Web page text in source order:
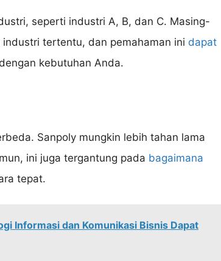
seperti industri A, B, dan C. Masing-
tertentu, dan pemahaman ini dapat
kebutuhan Anda.
Sanpoly mungkin lebih tahan lama
ini juga tergantung pada bagaimana
tepat.
Informasi dan Komunikasi Bisnis Dapat